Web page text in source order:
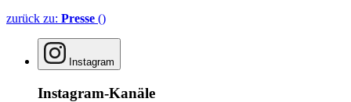
zurück zu: Presse ()
Instagram
Instagram-Kanäle